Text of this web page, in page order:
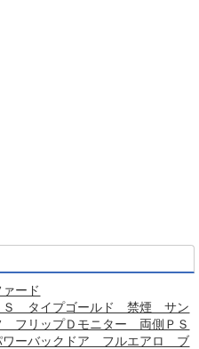
ード
Ｓ タイプゴールド 禁煙 サン
フリップＤモニター 両側ＰＳ
ーバックドア フルエアロ ブ